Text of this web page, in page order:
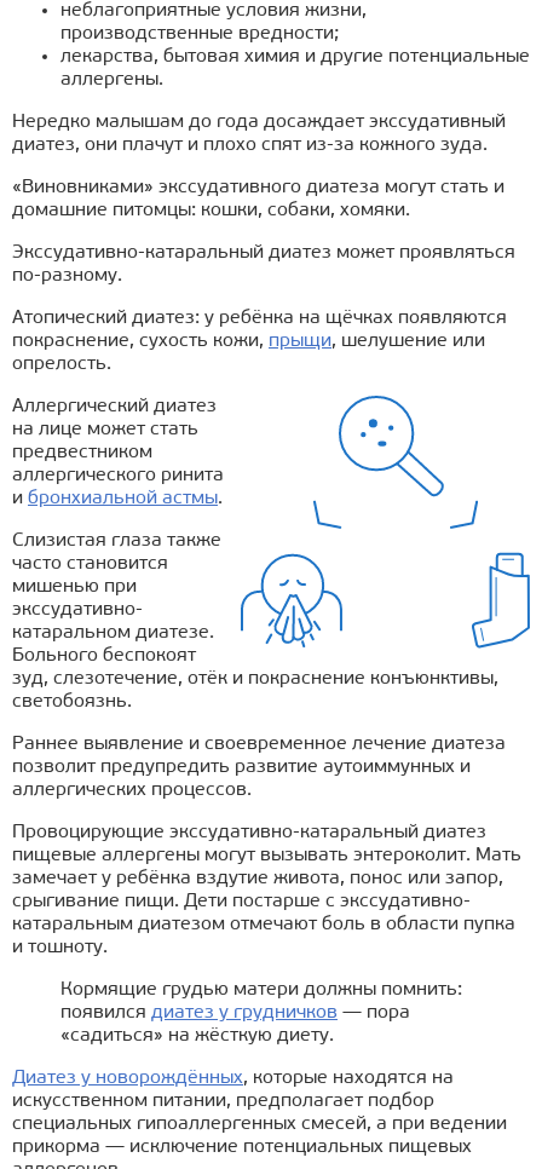
неблагоприятные условия жизни,
производственные вредности;
лекарства, бытовая химия и другие потенциальные
аллергены.
Нередко малышам до года досаждает экссудативный
диатез, они плачут и плохо спят из-за кожного зуда.
«Виновниками» экссудативного диатеза могут стать и
домашние питомцы: кошки, собаки, хомяки.
Экссудативно-катаральный диатез может проявляться
по-разному.
Атопический диатез: у ребёнка на щёчках появляются
покраснение, сухость кожи, прыщи, шелушение или
опрелость.
Аллергический диатез
на лице может стать
предвестником
аллергического ринита
и бронхиальной астмы.
Слизистая глаза также
часто становится
мишенью при
экссудативно-
катаральном диатезе.
Больного беспокоят
зуд, слезотечение, отёк и покраснение конъюнктивы,
светобоязнь.
Раннее выявление и своевременное лечение диатеза
позволит предупредить развитие аутоиммунных и
аллергических процессов.
Провоцирующие экссудативно-катаральный диатез
пищевые аллергены могут вызывать энтероколит. Мать
замечает у ребёнка вздутие живота, понос или запор,
срыгивание пищи. Дети постарше с экссудативно-
катаральным диатезом отмечают боль в области пупка
и тошноту.
Кормящие грудью матери должны помнить:
появился диатез у грудничков — пора
«садиться» на жёсткую диету.
Диатез у новорождённых, которые находятся на
искусственном питании, предполагает подбор
специальных гипоаллергенных смесей, а при ведении
прикорма — исключение потенциальных пищевых